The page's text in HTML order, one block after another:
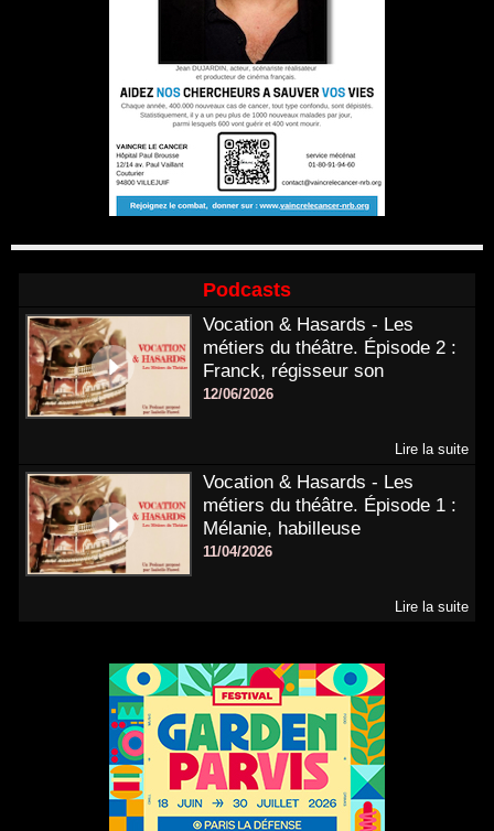
Podcasts
Vocation & Hasards - Les
métiers du théâtre. Épisode 2 :
Franck, régisseur son
12/06/2026
Lire la suite
Vocation & Hasards - Les
métiers du théâtre. Épisode 1 :
Mélanie, habilleuse
11/04/2026
Lire la suite